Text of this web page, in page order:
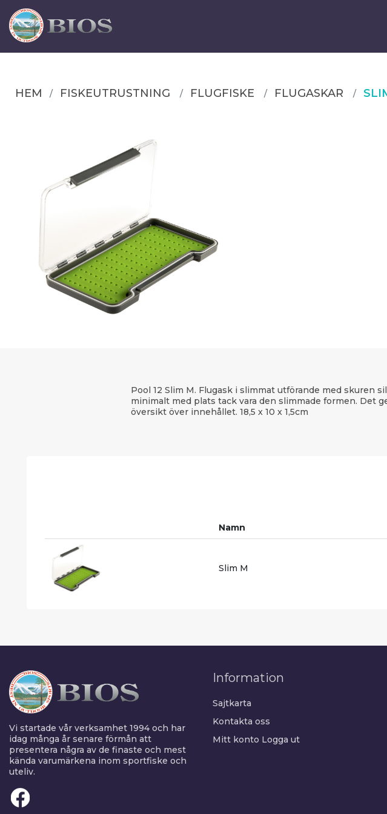
HEM FISKEUTRUSTNING FLUGFISKE FLUGASKAR
Pool 12 Slim M. Flugask i slimmat utförande med skuren
minimalt med plats tack vara den slimmade formen. Det
översikt över innehållet. 18,5 x 10 x 1,5cm
Namn
Slim M
Vi startade vår verksamhet 1994 och har
idag många år senare förmån att
presentera några av de finaste och mest
kända varumärkena inom sportfiske och
uteliv.
Information
Sajtkarta
Kontakta oss
Mitt konto Logga ut